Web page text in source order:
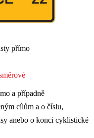
přímo
a případně
cílům a o číslu,
anebo o konci cyklistické